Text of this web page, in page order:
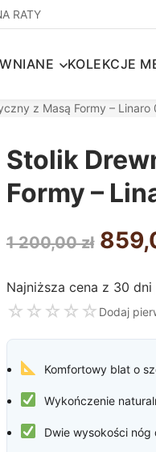
RATY
KOLEKCJE
z Masą Formy – Linaro
Stolik
Formy –
1 200,00zł
cena
1
Najniższa cena z 30
☆ ☆ ☆ ☆ ☆ Dodaj
Komfortowy blat o
Wykończenie
Dwie wysokości nóg